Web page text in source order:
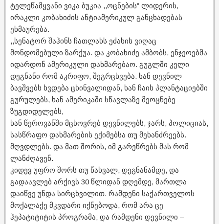
ტელეწამყვანი ვიკა ბუკია ,,ოცნების” ლიდერის,
ირაკლი კობახიძის ანტიამერიკულ განცხადებას
ეხმაურება.
,,სენატორ შაჰინს ჩათლახს ეძახის ვიღაც
მონდომებული ზარქუა. და კობახიძე ამბობს, ენჯეოებმა
იდარდონ ამერიკული დახმარებაო. გუგლში კელი
დეგნანი რომ აკრიფო, შეგრცხვება. ხან დევნილ
ბავშვებს ხვდება ცხინვალიდან, ხან ჩაის პლანტაციებში
გურულებს, ხან ამერიკაში სწავლაზე მეოცნებე
ზუგდიდელებს,
ხან წეროვანში მცხოვრებ დევნილებს, ჯარს, პოლიციას,
სასწრაფო დახმარების ექიმებსა თუ მეხანძრეებს.
მღვდლებს. და მათ შორის, იმ გარეწრებს მას რომ
ლანძღავენ.
კიდევ უფრო შორს თუ წახვალ, დეგნანამდე, და
გადაავლებ არქივს 30 წლიდან დღემდე, მართლა
დაიწვე უნდა სირცხვილით. რამდენი საქართველოს
მოქალაქე მკვდარი იქნებოდა, რომ არა ცე
ჰეპატიტიტის პროგრამა; და რამდენი დევნილი –